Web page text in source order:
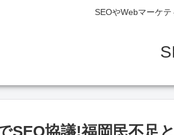
SEOやWebマーケテ
SEO協議!福岡民不足